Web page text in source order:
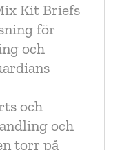
Kit Briefs
för
och
och
och
torr på